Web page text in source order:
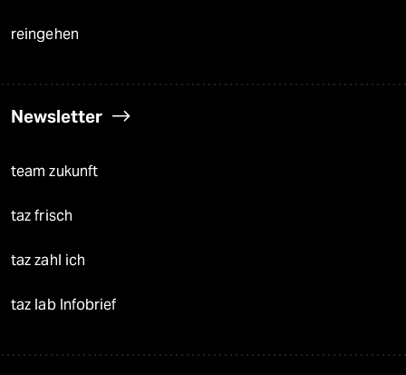
reingehen
Newsletter
team zukunft
taz frisch
taz zahl ich
taz lab Infobrief